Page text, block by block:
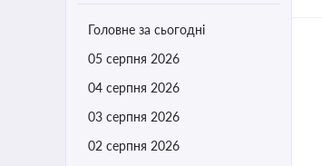
Головне за сьогодні
05 серпня 2026
04 серпня 2026
03 серпня 2026
02 серпня 2026